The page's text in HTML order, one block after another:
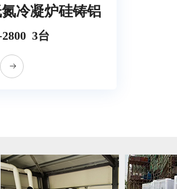
冷凝炉硅铸铝
3台
뀠